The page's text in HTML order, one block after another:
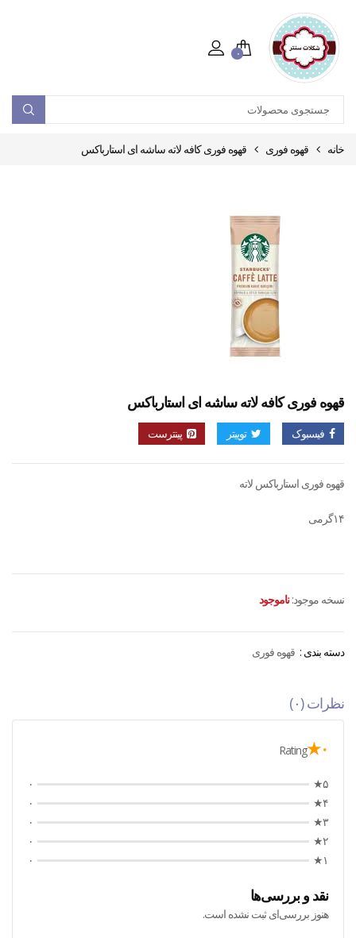
۰
خانه قهوه فوری قهوه فوری کافه لاته ساشه ای استارباکس
قهوه فوری کافه لاته ساشه ای استارباکس
فیسبوک توییتر پینترست
قهوه فوری استارباکس لاته
۱۴گرمی
نسخه موجود: ناموجود
دسته بندی : قهوه فوری
نظرات (۰)
۰★ Rating
۵★
۰
۴★
۰
۳★
۰
۲★
۰
۱★
۰
نقد و بررسی‌ها
هنوز بررسی‌ای ثبت نشده است.